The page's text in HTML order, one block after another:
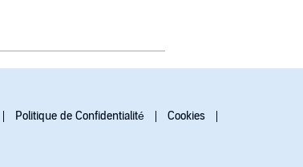
Politique de Confidentialité
Cookies